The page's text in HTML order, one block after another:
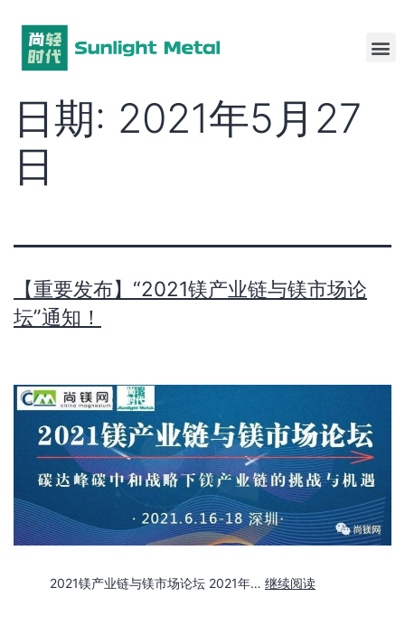
日期: 2021年5月27
日
【重要发布】“2021镁产业链与镁市场论
坛”通知！
2021镁产业链与镁市场论坛 2021年… 继续阅读